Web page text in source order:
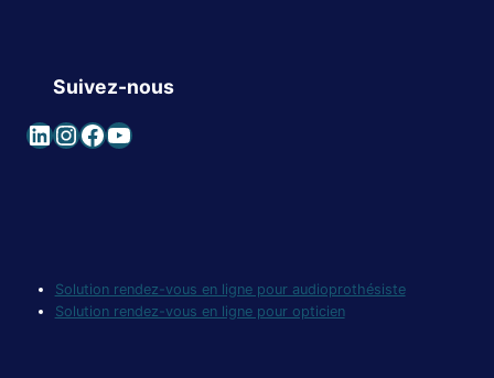
Suivez-nous
LinkedIn
Instagram
Facebook
YouTube
Solution rendez-vous en ligne pour audioprothésiste
Solution rendez-vous en ligne pour opticien